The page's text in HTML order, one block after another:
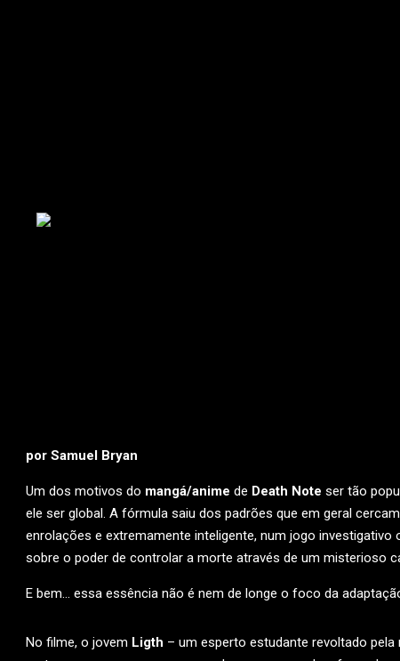
por Samuel Bryan
Um dos motivos do mangá/anime de Death Note ser tão
ele ser global. A fórmula saiu dos padrões que em geral
enrolações e extremamente inteligente, num jogo
sobre o poder de controlar a morte através de um misterioso
E bem… essa essência não é nem de longe o foco da
No filme, o jovem Ligth – um esperto estudante revoltado